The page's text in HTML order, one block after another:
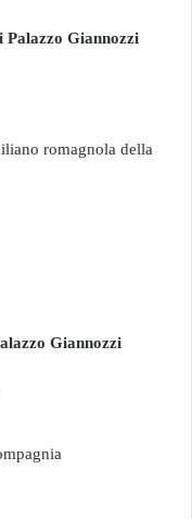
Palazzo Giannozzi
romagnola della
Giannozzi